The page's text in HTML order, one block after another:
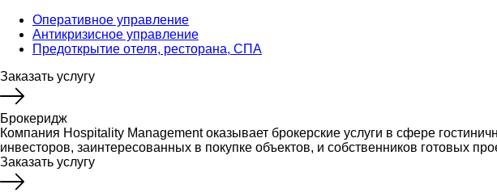
Оперативное управление
Антикризисное управление
Предоткрытие отеля, ресторана, СПА
Заказать услугу
Брокеридж
Компания Hospitality Management оказывает брокерские услуги в сфере
инвесторов, заинтересованных в покупке объектов, и собственников готовых
Заказать услугу